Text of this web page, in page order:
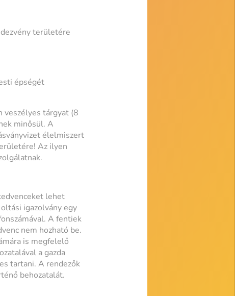
területére
épségét
veszélyes tárgyat (8
minősül. A
élelmiszert
Az ilyen
lehet
igazolvány egy
A fentiek
nem hozható be.
is megfelelő
a gazda
tartani. A rendezők
behozatalát.